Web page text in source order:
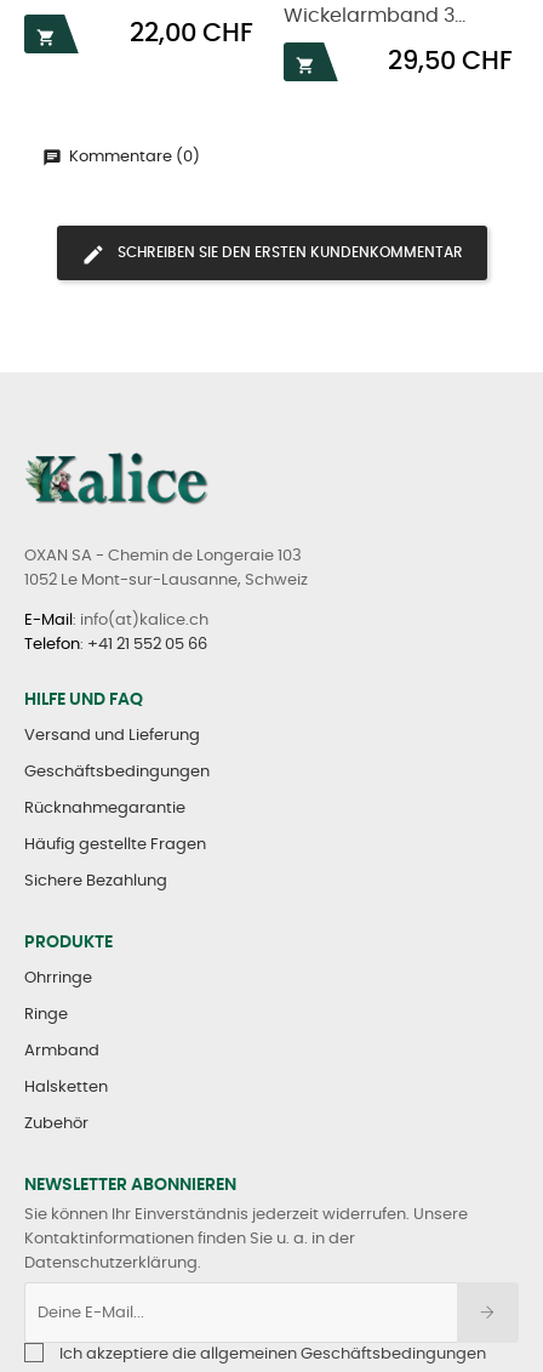

Preis
22,00 CHF
Wickelarmband 3...

Preis
29,50 CHF
Kommentare (0)
SCHREIBEN SIE DEN ERSTEN KUNDENKOMMENTAR
OXAN SA - Chemin de Longeraie 103
1052 Le Mont-sur-Lausanne, Schweiz
E-Mail : info(at)kalice.ch
Telefon: +41 21 552 05 66
HILFE UND FAQ
Versand und Lieferung
Geschäftsbedingungen
Rücknahmegarantie
Häufig gestellte Fragen
Sichere Bezahlung
PRODUKTE
Ohrringe
Ringe
Armband
Halsketten
Zubehör
NEWSLETTER ABONNIEREN
Sie können Ihr Einverständnis jederzeit widerrufen. Unsere
Kontaktinformationen finden Sie u. a. in der
Datenschutzerklärung.
Ich akzeptiere die allgemeinen Geschäftsbedingungen